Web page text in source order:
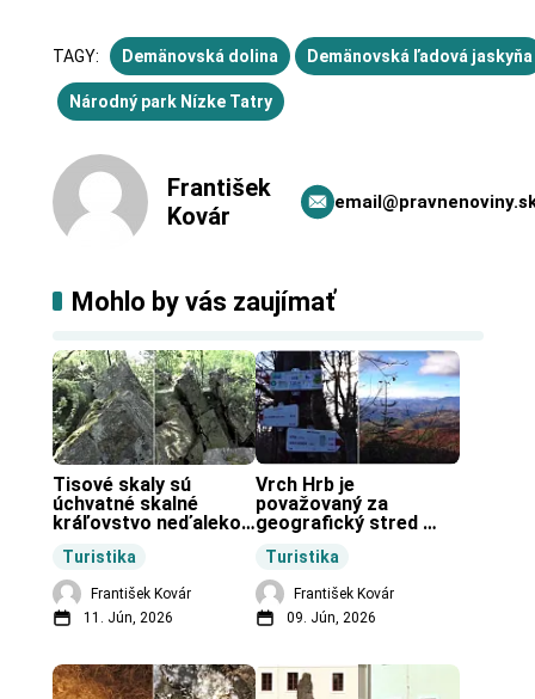
TAGY: Demänovská dolina Demänovská ľadová jaskyňa
Národný park Nízke Tatry
František
Kovár
Mohlo by vás zaujímať
Turistika
Tisové skaly sú
úchvatné skalné
kráľovstvo neďaleko
František Kovár
11. Jún, 2026
Turistika
Vrch Hrb je
považovaný za
geografický stred
František Kovár
09. Jún, 2026